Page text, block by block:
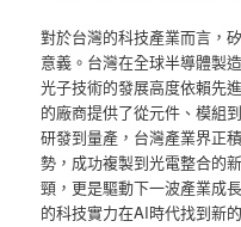
對於台灣的科技產業而言，
意義。台灣在全球半導體製
光子技術的發展高度依賴先
的廠商提供了從元件、模組
研發到量產，台灣產業界正
勢，成功複製到光電整合的
頸，更是驅動下一波產業成
的科技實力在AI時代找到新